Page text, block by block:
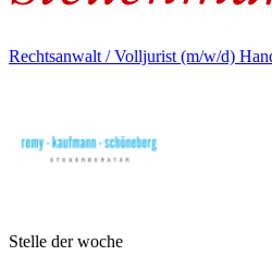
Rechtsanwalt / Volljurist (m/w/d)
Stelle der woche